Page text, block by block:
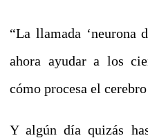
“La llamada ‘neurona
ahora ayudar a los
cómo procesa el
Y algún día quizás